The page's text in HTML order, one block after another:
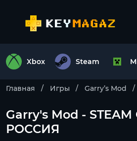
Xbox Steam
Главная Игры Garry’s Mod
Garry's Mod - STEAM
РОССИЯ